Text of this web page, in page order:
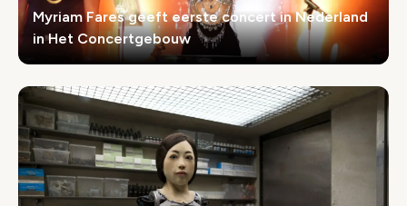
Myriam Fares geeft eerste concert in Nederland
in Het Concertgebouw